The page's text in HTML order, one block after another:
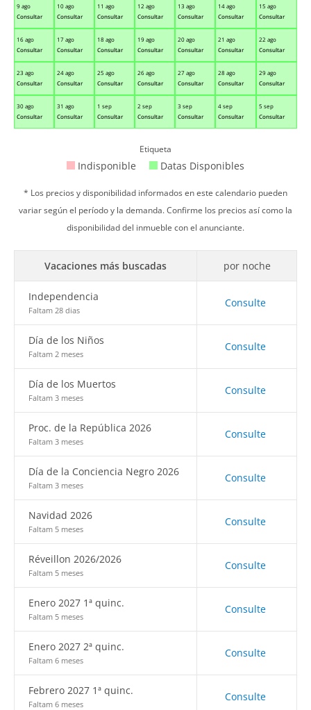
9 ago
Consultar
10 ago
Consultar
11 ago
Consultar
12 ago
Consultar
13 ago
Consultar
14 ago
Consultar
15 ago
Consultar
16 ago
Consultar
17 ago
Consultar
18 ago
Consultar
19 ago
Consultar
20 ago
Consultar
21 ago
Consultar
22 ago
Consultar
23 ago
Consultar
24 ago
Consultar
25 ago
Consultar
26 ago
Consultar
27 ago
Consultar
28 ago
Consultar
29 ago
Consultar
30 ago
Consultar
31 ago
Consultar
1 sep
Consultar
2 sep
Consultar
3 sep
Consultar
4 sep
Consultar
5 sep
Consultar
Etiqueta
Indisponible Datas Disponibles
* Los precios y disponibilidad informados en este calendario pueden
variar según el período y la demanda. Confirme los precios así como la
disponibilidad del inmueble con el anunciante.
Vacaciones más buscadas por noche
Independencia
Faltam 28 dias
Consulte
Día de los Niños
Faltam 2 meses
Consulte
Día de los Muertos
Faltam 3 meses
Consulte
Proc. de la República 2026
Faltam 3 meses
Consulte
Día de la Conciencia Negro 2026
Faltam 3 meses
Consulte
Navidad 2026
Faltam 5 meses
Consulte
Réveillon 2026/2026
Faltam 5 meses
Consulte
Enero 2027 1ª quinc.
Faltam 5 meses
Consulte
Enero 2027 2ª quinc.
Faltam 6 meses
Consulte
Febrero 2027 1ª quinc.
Faltam 6 meses
Consulte